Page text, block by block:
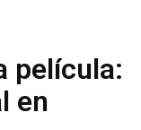
película:
en